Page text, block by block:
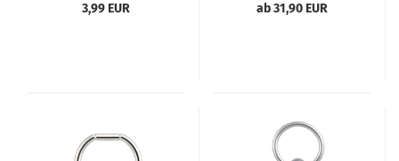
3,99 EUR
ab 31,90 EUR